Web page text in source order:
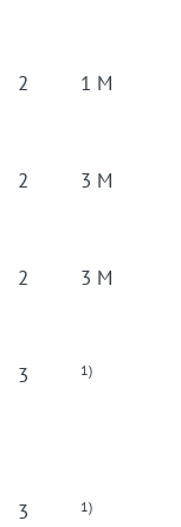
2 1 M
2 3 M
2 3 M
3 1)
3 1)